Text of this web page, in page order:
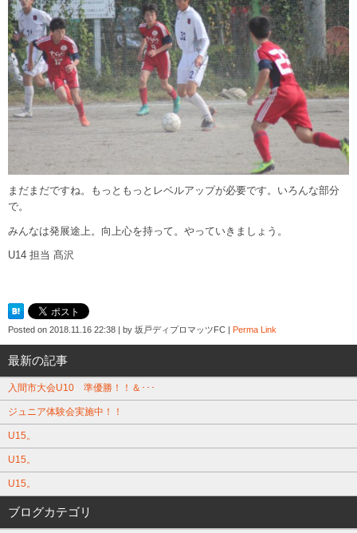
まだまだですね。もっともっとレベルアップが必要です。いろんな部分
で。
みんなは発展途上。向上心を持って。やっていきましょう。
U14 担当 髙沢
Posted on 2018.11.16 22:38 | by 坂戸ディプロマッツFC | Perma Link
最新の記事
入間市大会U10 準優勝！！＆･･･
ジュニア体験会実施中！！
U15。
U15。
U15。
ブログカテゴリ